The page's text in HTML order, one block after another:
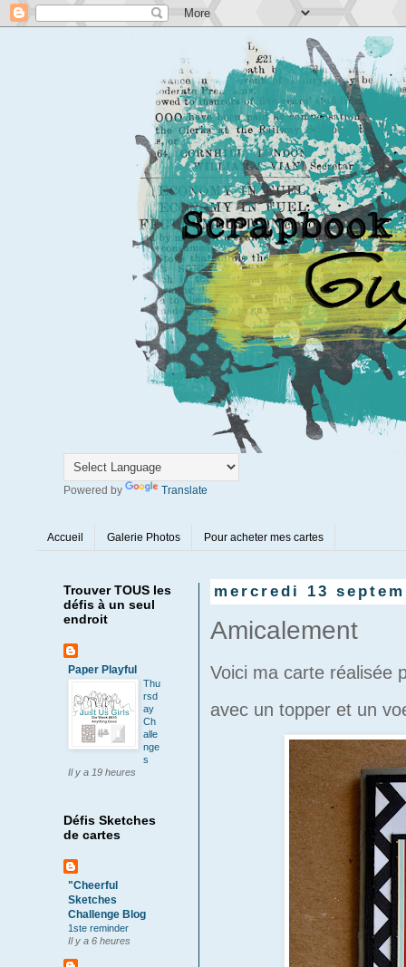
Powered by Translate
Accueil Galerie Photos Pour acheter mes cartes
mercredi 13
Amicalement
Voici ma carte réalisée
avec un topper et un
Trouver TOUS les
défis à un seul
endroit
Paper Playful
Thu
rsd
ay
Ch
alle
nge
s
Il y a 19 heures
Défis Sketches
de cartes
"Cheerful
Sketches
Challenge Blog
1ste reminder
Il y a 6 heures